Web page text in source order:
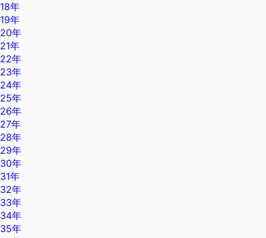
18年
19年
20年
21年
22年
23年
24年
25年
26年
27年
28年
29年
30年
31年
32年
33年
34年
35年